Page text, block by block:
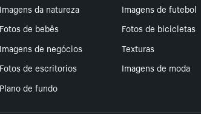
Imagens da natureza
Imagens de futebol
Fotos de bebês
Fotos de bicicletas
Imagens de negócios
Texturas
Fotos de escritorios
Imagens de moda
Plano de fundo